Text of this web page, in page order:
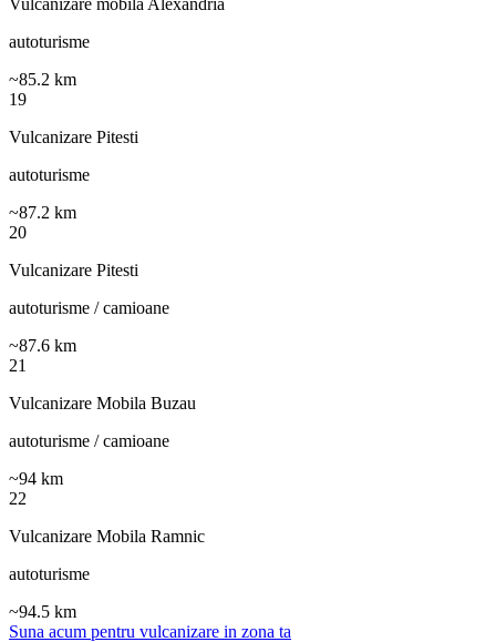
autoturisme
~85.2 km
19
Vulcanizare Pitesti
autoturisme
~87.2 km
20
Vulcanizare Pitesti
autoturisme / camioane
~87.6 km
21
Vulcanizare Mobila Buzau
autoturisme / camioane
~94 km
22
Vulcanizare Mobila Ramnic
autoturisme
~94.5 km
Suna acum pentru vulcanizare in zona ta